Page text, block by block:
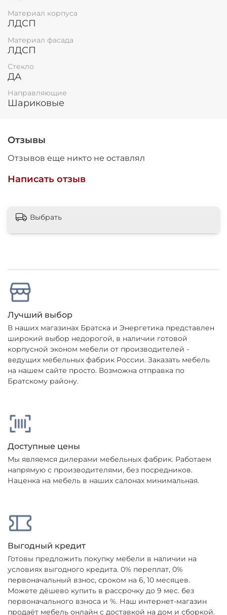
Материал корпуса
ЛДСП
Материал фасада
ЛДСП
Стекло
ДА
Направляющие
Шариковые
Отзывы
Отзывов еще никто не оставлял
Написать отзыв
Выбрать
Лучший выбор
В наших магазинах Братска и Энергетика представлен
широкий выбор недорогой, в наличии готовой
корпусной эконом мебели от производителей -
ведущих мебельных фабрик России. Заказать мебель
на нашем сайте просто. Возможна отправка по
Братскому району.
Доступные цены
Мы являемся дилерами мебельных фабрик. Работаем
напрямую с производителями, без посредников.
Наценка на мебель в наших салонах минимальная.
Выгодный кредит
Готовы предложить покупку мебели в наличии на
условиях выгодного кредита. 0% переплат, 0%
первоначальный взнос, сроком на 6, 10 месяцев.
Можете дёшево купить в рассрочку до 9 мес. без
первоначального взноса и %. Наш интернет-магазин
продаёт мебель онлайн с доставкой на дом и сборкой.